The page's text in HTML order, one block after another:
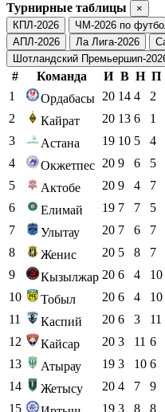
Турнирные таблицы
×
КПЛ-2026
ЧМ-2026 по
АПЛ-2026
Ла Лига-2026
Шотландский Премьершип-
# Команда И В Н П
1
Ордабасы 20 14 4 2
2
Кайрат 20 13 6 1
3
Астана 19 10 5 4
4
Окжетпес 20 9 6 5
5
Актобе 20 9 4 7
6
Елимай 19 7 7 5
7
Улытау 20 7 6 7
8
Женис 20 5 8 7
9
Кызылжар 20 6 4 10
10
Тобыл 20 6 4 10
11
Каспий 20 6 3 11
12
Кайсар 20 3 11 6
13
Атырау 19 3 10 6
14
Жетысу 20 4 7 9
15
19 3 8 8